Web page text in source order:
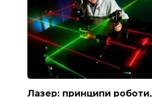
Лазер: принципи роботи,